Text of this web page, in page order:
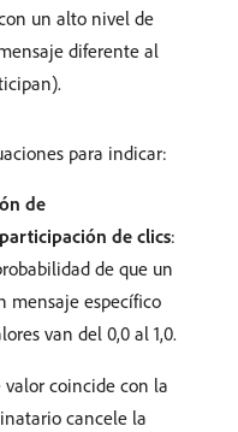
un alto nivel de
diferente al
para indicar:
de
de clics:
de que un
mensaje específico
van del 0,0 al 1,0.
valor coincide con la
cancele la